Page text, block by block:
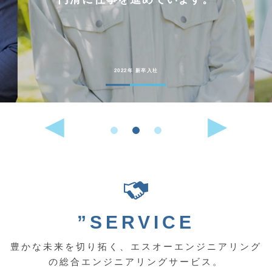
2022年 新卒入社
”SERVICE
豊かな未来を切り拓く、エスオーエンジニアリング
の総合エンジニアリングサービス。